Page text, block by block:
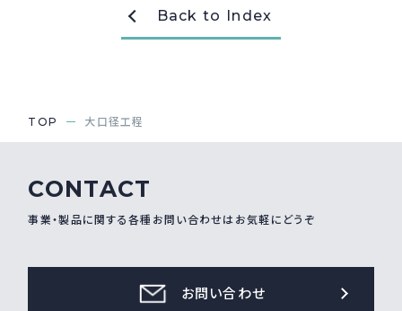
Back to Index
TOP 大口径工程
CONTACT
事業・製品に関する各種お問い合わせはお気軽にどうぞ
お問い合わせ